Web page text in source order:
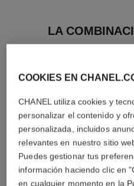
LA
COOKIES EN
CHANEL utiliza cookies y
personalizar el contenido y
personalizada, incluidos
relevantes en nuestro sitio
Puedes gestionar tus
información haciendo clic en
en cualquier momento en la